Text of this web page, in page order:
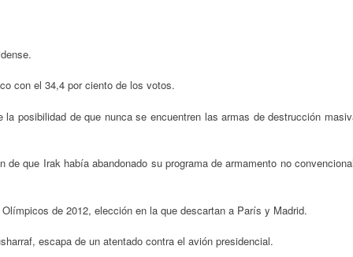
con el 34,4 por ciento de los votos.
posibilidad de que nunca se encuentren las armas de destrucción
que Irak había abandonado su programa de armamento no
de 2012, elección en la que descartan a París y Madrid.
escapa de un atentado contra el avión presidencial.